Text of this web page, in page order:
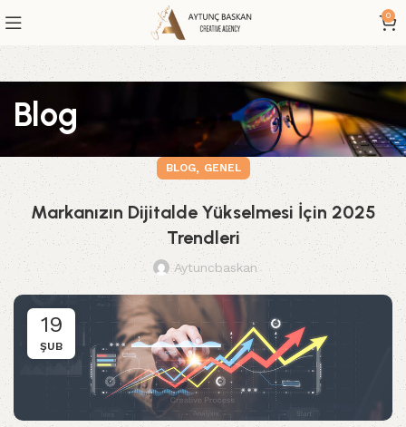
0
Blog
BLOG, GENEL
Markanızın Dijitalde Yükselmesi İçin 2025
Trendleri
Aytuncbaskan
19
ŞUB